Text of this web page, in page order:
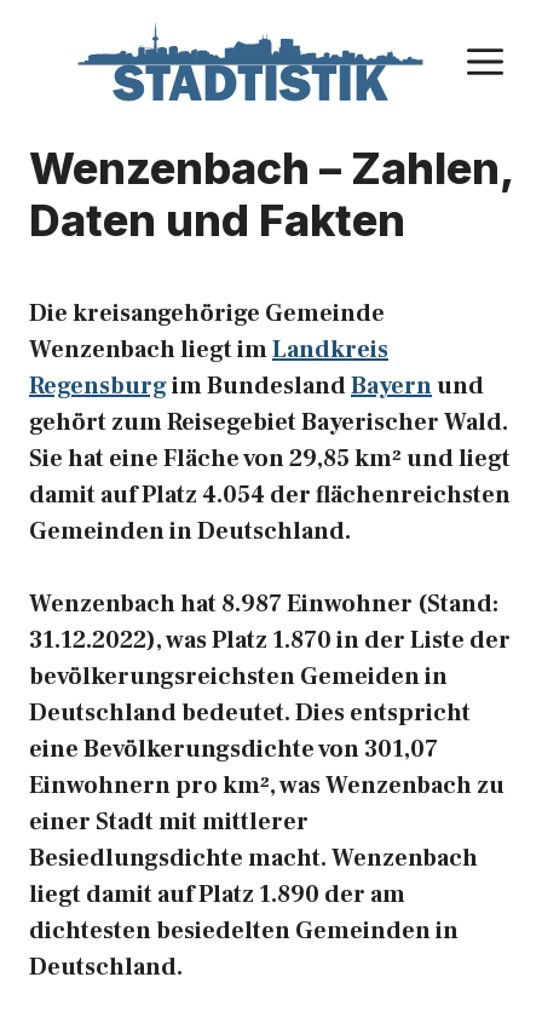
Wenzenbach – Zahlen,
Daten und Fakten
Die kreisangehörige Gemeinde
Wenzenbach liegt imLandkreis
Regensburgim BundeslandBayernund
gehört zum Reisegebiet Bayerischer Wald.
Sie hat eine Fläche von 29,85 km² und liegt
damit auf Platz 4.054 der flächenreichsten
Gemeinden in Deutschland.
Wenzenbach hat 8.987 Einwohner (Stand:
31.12.2022), was Platz 1.870 in der Liste der
bevölkerungsreichsten Gemeiden in
Deutschland bedeutet. Dies entspricht
eine Bevölkerungsdichte von 301,07
Einwohnern pro km², was Wenzenbach zu
einer Stadt mit mittlerer
Besiedlungsdichte macht. Wenzenbach
liegt damit auf Platz 1.890 der am
dichtesten besiedelten Gemeinden in
Deutschland.